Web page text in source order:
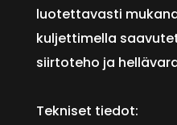
luotettavasti
kuljettimella
siirtoteho ja
Tekniset tiedot: